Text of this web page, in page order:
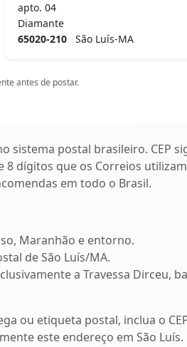
apto. 04
Diamante
65020-210 São Luís-MA
antes de postar.
sistema postal brasileiro. CEP
8 dígitos que os Correios
em todo o Brasil.
Maranhão e entorno.
de São Luís/MA.
a Travessa Dirceu,
ou etiqueta postal, inclua o
este endereço em São Luís.